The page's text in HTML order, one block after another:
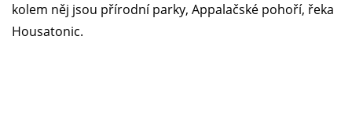
kolem něj jsou přírodní parky, Appalačské pohoří, řeka
Housatonic.